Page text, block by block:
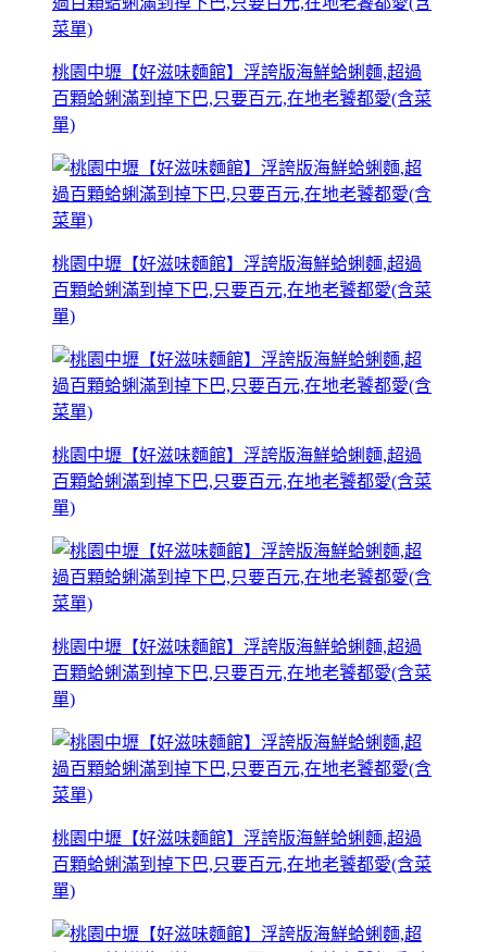
桃園中壢【好滋味麵館】浮誇版海鮮蛤蜊麵,超過
百顆蛤蜊滿到掉下巴,只要百元,在地老饕都愛(含菜
單)
桃園中壢【好滋味麵館】浮誇版海鮮蛤蜊麵,超過
百顆蛤蜊滿到掉下巴,只要百元,在地老饕都愛(含菜
單)
桃園中壢【好滋味麵館】浮誇版海鮮蛤蜊麵,超過
百顆蛤蜊滿到掉下巴,只要百元,在地老饕都愛(含菜
單)
桃園中壢【好滋味麵館】浮誇版海鮮蛤蜊麵,超過
百顆蛤蜊滿到掉下巴,只要百元,在地老饕都愛(含菜
單)
桃園中壢【好滋味麵館】浮誇版海鮮蛤蜊麵,超過
百顆蛤蜊滿到掉下巴,只要百元,在地老饕都愛(含菜
單)